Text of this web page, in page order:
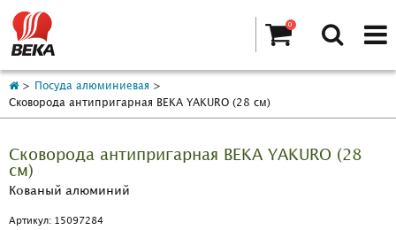
0
Посуда алюминиевая
Сковорода антипригарная BEKA YAKURO (28 см)
Сковорода антипригарная BEKA YAKURO (28
см)
Кованый алюминий
Артикул: 15097284